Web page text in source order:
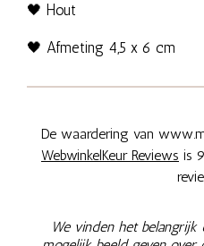
🖤 Hout
🖤 Afmeting 4,5 x 6 cm
De waardering van
WebwinkelKeur Reviews is
We vinden het